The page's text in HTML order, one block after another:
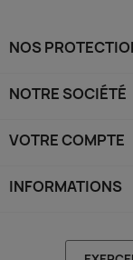
NOS
NOTRE SOCIÉTÉ
VOTRE COMPTE
INFORMATIONS